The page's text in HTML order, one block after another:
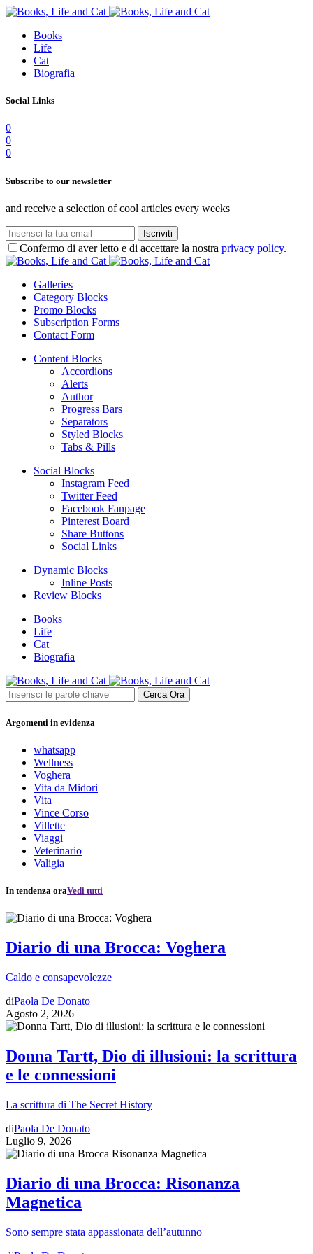
Books
Life
Cat
Biografia
Social Links
0
0
0
Subscribe to our newsletter
and receive a selection of cool articles every weeks
Iscriviti
Confermo di aver letto e di accettare la nostra privacy policy.
Galleries
Category Blocks
Promo Blocks
Subscription Forms
Contact Form
Content Blocks
Accordions
Alerts
Author
Progress Bars
Separators
Styled Blocks
Tabs & Pills
Social Blocks
Instagram Feed
Twitter Feed
Facebook Fanpage
Pinterest Board
Share Buttons
Social Links
Dynamic Blocks
Inline Posts
Review Blocks
Books
Life
Cat
Biografia
Cerca Ora
Argomenti in evidenza
whatsapp
Wellness
Voghera
Vita da Midori
Vita
Vince Corso
Villette
Viaggi
Veterinario
Valigia
In tendenza oraVedi tutti
Diario di una Brocca: Voghera
Caldo e consapevolezze
diPaola De Donato
Agosto 2, 2026
Donna Tartt, Dio di illusioni: la scrittura
e le connessioni
La scrittura di The Secret History
diPaola De Donato
Luglio 9, 2026
Diario di una Brocca: Risonanza
Magnetica
Sono sempre stata appassionata dell’autunno